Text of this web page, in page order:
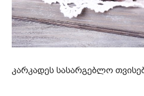
კარკადეს სასარგებლო